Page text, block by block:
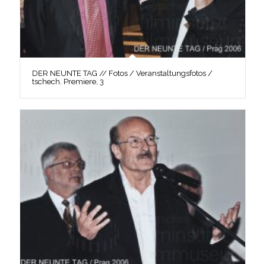
DER NEUNTE TAG // Fotos / Veranstaltungsfotos /
tschech. Premiere, 3